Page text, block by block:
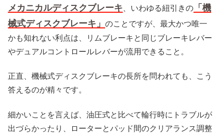
メカニカルディスクブレーキ 、いわゆる紐引きの 「機
械式ディスクブレーキ」 のことですが、最大かつ唯一
かも知れない利点は、リムブレーキと同じブレーキレバー
やデュアルコントロールレバーが流用できること。
正直、機械式ディスクブレーキの長所を問われても、こう
答えるのが精々です。
細かいことを言えば、油圧式と比べて輪行時にトラブルが
出づらかったり、ローターとパッド間のクリアランス調整